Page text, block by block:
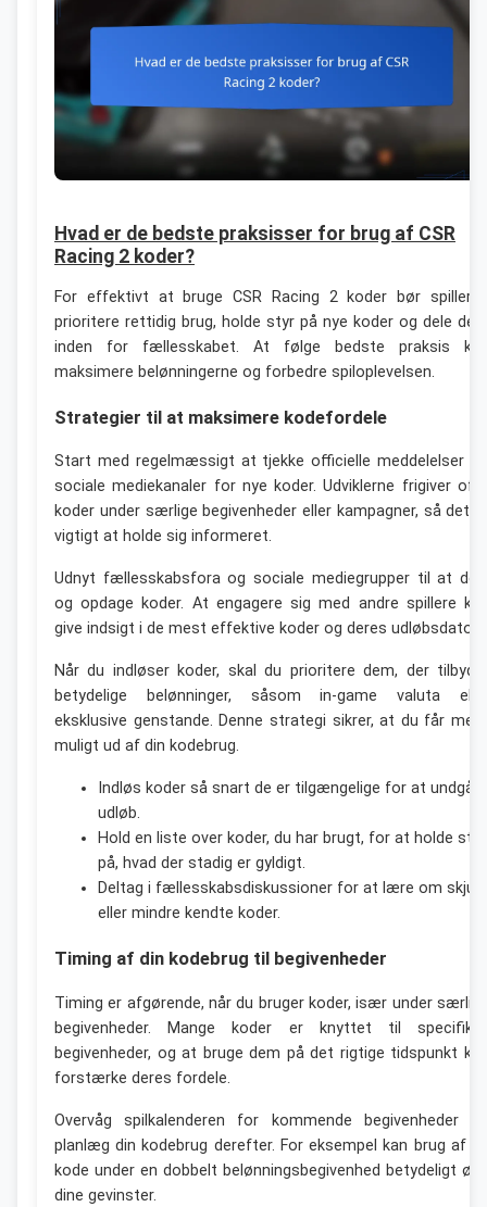
Hvad er de bedste praksisser for brug af CSR
Racing 2 koder?
For effektivt at bruge CSR Racing 2 koder bør
prioritere rettidig brug, holde styr på nye koder og dele
inden for fællesskabet. At følge bedste praksis
maksimere belønningerne og forbedre spiloplevelsen.
Strategier til at maksimere kodefordele
Start med regelmæssigt at tjekke officielle meddelelser
sociale mediekanaler for nye koder. Udviklerne frigiver
koder under særlige begivenheder eller kampagner, så det
vigtigt at holde sig informeret.
Udnyt fællesskabsfora og sociale mediegrupper til at
og opdage koder. At engagere sig med andre spillere
give indsigt i de mest effektive koder og deres
Når du indløser koder, skal du prioritere dem, der
betydelige belønninger, såsom in-game valuta
eksklusive genstande. Denne strategi sikrer, at du får
muligt ud af din kodebrug.
Indløs koder så snart de er tilgængelige for at undgå
udløb.
Hold en liste over koder, du har brugt, for at holde styr
på, hvad der stadig er gyldigt.
Deltag i fællesskabsdiskussioner for at lære om
eller mindre kendte koder.
Timing af din kodebrug til begivenheder
Timing er afgørende, når du bruger koder, især under
begivenheder. Mange koder er knyttet til
begivenheder, og at bruge dem på det rigtige tidspunkt
forstærke deres fordele.
Overvåg spilkalenderen for kommende begivenheder
planlæg din kodebrug derefter. For eksempel kan brug af
kode under en dobbelt belønningsbegivenhed betydeligt
dine gevinster.